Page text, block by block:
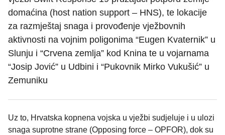
domaćina (host nation support – HNS), te lokacije
za razmještaj snaga i provođenje vježbovnih
aktivnosti na vojnim poligonima “Eugen Kvaternik” u
Slunju i “Crvena zemlja” kod Knina te u vojarnama
“Josip Jović” u Udbini i “Pukovnik Mirko Vukušić” u
Zemuniku
Uz to, Hrvatska kopnena vojska u vježbi sudjeluje i u ulozi
snaga suprotne strane (Opposing force – OPFOR), dok su